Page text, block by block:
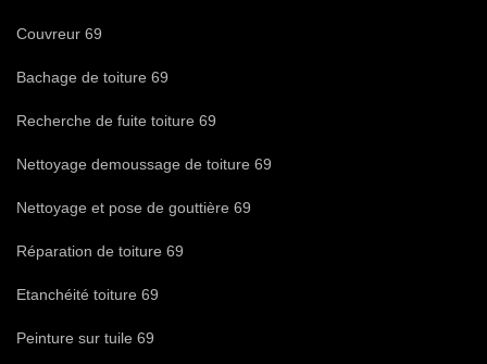
Couvreur 69
Bachage de toiture 69
Recherche de fuite toiture 69
Nettoyage demoussage de toiture 69
Nettoyage et pose de gouttière 69
Réparation de toiture 69
Etanchéité toiture 69
Peinture sur tuile 69